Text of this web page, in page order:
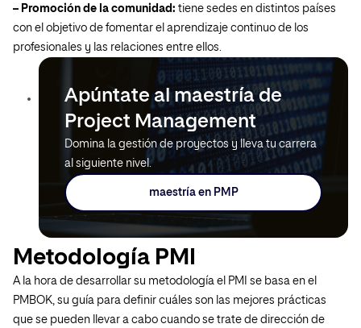
– Promoción de la comunidad: tiene sedes en distintos países
con el objetivo de fomentar el aprendizaje continuo de los
profesionales y las relaciones entre ellos.
Apúntate al maestría de
Project Management
Domina la gestión de proyectos y lleva tu carrera
al siguiente nivel.
maestría en PMP
Metodología PMI
A la hora de desarrollar su metodología el PMI se basa en el
PMBOK, su guía para definir cuáles son las mejores prácticas
que se pueden llevar a cabo cuando se trate de dirección de